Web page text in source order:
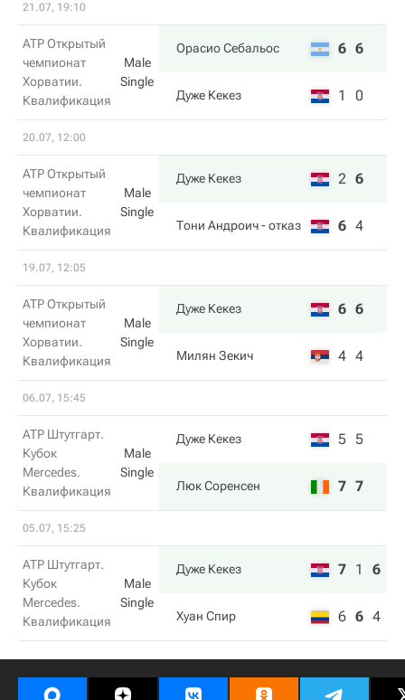
21.07, 19:10
ATP Открытый
чемпионат
Хорватии.
Квалификация
Male
Single
Орасио Себальос 6 6
Дуже Кекез 1 0
20.07, 12:00
ATP Открытый
чемпионат
Хорватии.
Квалификация
Male
Single
Дуже Кекез 2 6
Тони Андроич- отказ 6 4
19.07, 12:05
ATP Открытый
чемпионат
Хорватии.
Квалификация
Male
Single
Дуже Кекез 6 6
Милян Зекич 4 4
06.07, 15:45
ATP Штутгарт.
Кубок
Mercedes.
Квалификация
Male
Single
Дуже Кекез 5 5
Люк Соренсен 7 7
05.07, 15:25
ATP Штутгарт.
Кубок
Mercedes.
Квалификация
Male
Single
Дуже Кекез 7 1 6
Хуан Спир 6 6 4